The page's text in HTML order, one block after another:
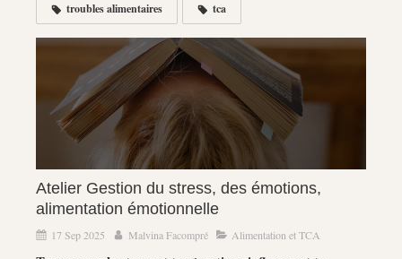
troubles alimentaires tca
Atelier Gestion du stress, des émotions,
alimentation émotionnelle
17 Sep 2025 Malvina Facompré Alimentation et TCA